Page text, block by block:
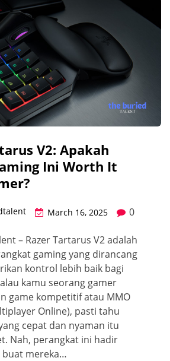
V2: Apakah
Ini Worth It
March 16, 2025 0
– Razer Tartarus V2 adalah
gaming yang dirancang
kontrol lebih baik bagi
kamu seorang gamer
game kompetitif atau MMO
Online), pasti tahu
cepat dan nyaman itu
Nah, perangkat ini hadir
buat mereka…